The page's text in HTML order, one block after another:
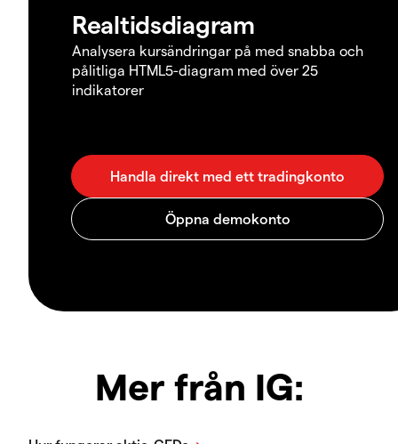
Realtidsdiagram
Analysera kursändringar på med snabba och
pålitliga HTML5-diagram med över 25
indikatorer
Mer från IG: